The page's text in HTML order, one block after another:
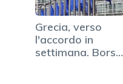
Grecia, verso
l'accordo in
settimana. Borse